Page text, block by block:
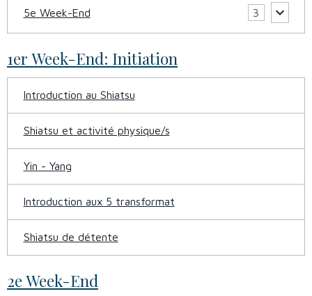
5e Week-End 3
1er Week-End: Initiation
Introduction au Shiatsu
Shiatsu et activité physique/s
Yin - Yang
Introduction aux 5 transformat
Shiatsu de détente
2e Week-End